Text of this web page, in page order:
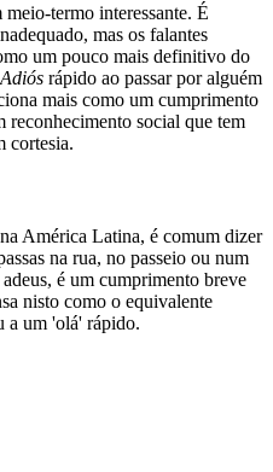
meio-termo interessante. É
mas os falantes
um pouco mais definitivo do
Adiós rápido ao passar por alguém
mais como um cumprimento
reconhecimento social que tem
cortesia.
América Latina, é comum dizer
na rua, no passeio ou num
é um cumprimento breve
nisto como o equivalente
a um 'olá' rápido.